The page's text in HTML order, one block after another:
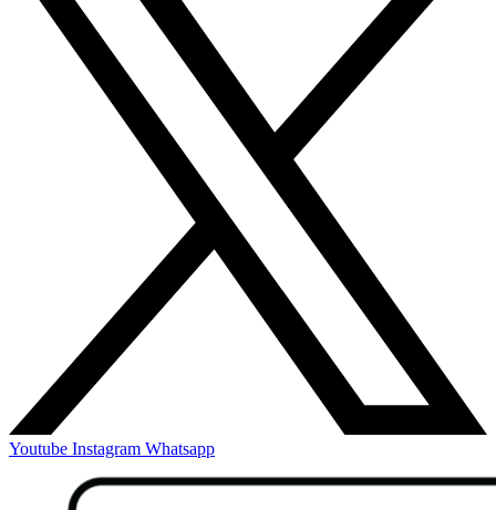
Youtube Instagram Whatsapp